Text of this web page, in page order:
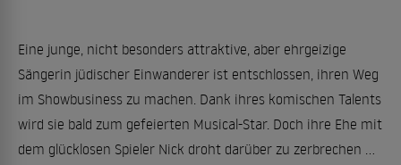
Eine junge, nicht besonders attraktive, aber ehrgeizige
Sängerin jüdischer Einwanderer ist entschlossen, ihren Weg
im Showbusiness zu machen. Dank ihres komischen Talents
wird sie bald zum gefeierten Musical-Star. Doch ihre Ehe mit
dem glücklosen Spieler Nick droht darüber zu zerbrechen ...